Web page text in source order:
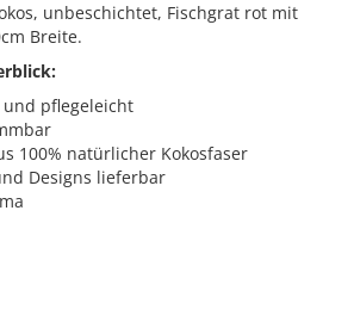
unbeschichtet, Fischgrat rot mit
Breite.
pflegeleicht
100% natürlicher Kokosfaser
Designs lieferbar